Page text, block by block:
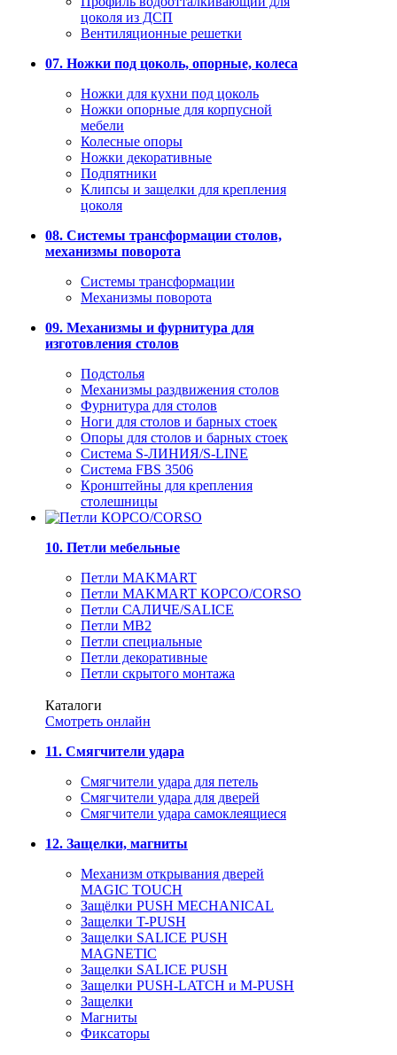
цоколя из ДСП
Вентиляционные решетки
07. Ножки под цоколь, опорные, колеса
Ножки для кухни под цоколь
Ножки опорные для корпусной
мебели
Колесные опоры
Ножки декоративные
Подпятники
Клипсы и защелки для крепления
цоколя
08. Системы трансформации столов,
механизмы поворота
Системы трансформации
Механизмы поворота
09. Механизмы и фурнитура для
изготовления столов
Подстолья
Механизмы раздвижения столов
Фурнитура для столов
Ноги для столов и барных стоек
Опоры для столов и барных стоек
Система S-ЛИНИЯ/S-LINE
Система FBS 3506
Кронштейны для крепления
столешницы
10. Петли мебельные
Петли MAKMART
Петли MAKMART КОРСО/CORSO
Петли САЛИЧЕ/SALICE
Петли MB2
Петли специальные
Петли декоративные
Петли скрытого монтажа
Каталоги
Смотреть онлайн
11. Смягчители удара
Смягчители удара для петель
Смягчители удара для дверей
Cмягчители удара самоклеящиеся
12. Защелки, магниты
Механизм открывания дверей
MAGIC TOUCH
Защёлки PUSH MECHANICAL
Защелки T-PUSH
Защелки SALICE PUSH
MAGNETIC
Защелки SALICE PUSH
Защелки PUSH-LATCH и M-PUSH
Защелки
Магниты
Фиксаторы